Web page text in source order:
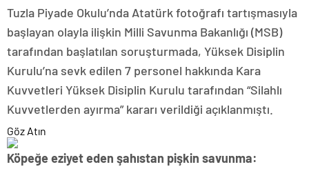
Tuzla Piyade Okulu’nda Atatürk fotoğrafı tartışmasıyla
başlayan olayla ilişkin Milli Savunma Bakanlığı (MSB)
tarafından başlatılan soruşturmada, Yüksek Disiplin
Kurulu’na sevk edilen 7 personel hakkında Kara
Kuvvetleri Yüksek Disiplin Kurulu tarafından “Silahlı
Kuvvetlerden ayırma” kararı verildiği açıklanmıştı.
Göz Atın
Köpeğe eziyet eden şahıstan pişkin savunma: